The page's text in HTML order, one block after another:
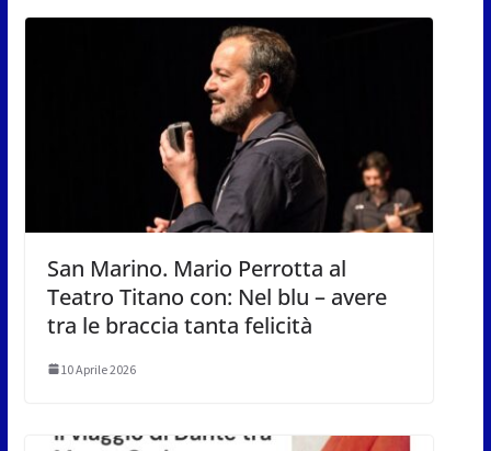
San Marino. Mario Perrotta al
Teatro Titano con: Nel blu – avere
tra le braccia tanta felicità
10 Aprile 2026